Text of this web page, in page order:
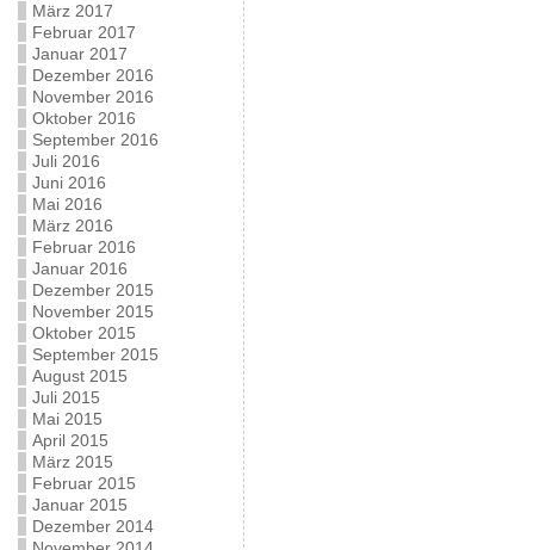
März 2017
Februar 2017
Januar 2017
Dezember 2016
November 2016
Oktober 2016
September 2016
Juli 2016
Juni 2016
Mai 2016
März 2016
Februar 2016
Januar 2016
Dezember 2015
November 2015
Oktober 2015
September 2015
August 2015
Juli 2015
Mai 2015
April 2015
März 2015
Februar 2015
Januar 2015
Dezember 2014